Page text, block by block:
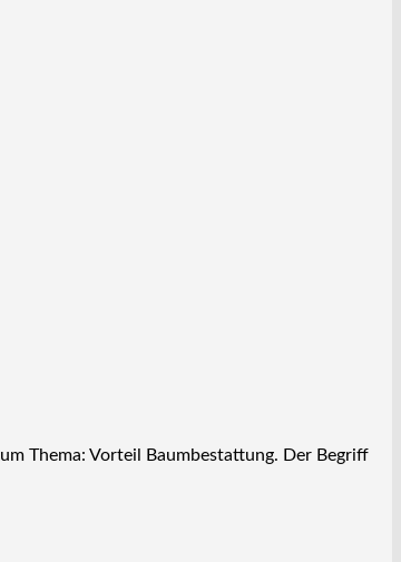
Thema: Vorteil Baumbestattung. Der Begriff